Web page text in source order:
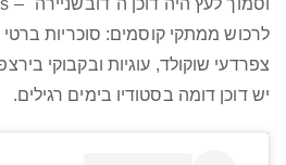
לרכוש ממתקי קוסמים: סוכריות
צפרדעי שוקולד, עוגיות ובקבוקי
יש דוכן דומה בסטודיו בימים רגילים.